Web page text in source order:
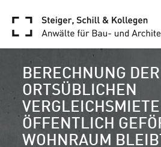
BERECHNUNG DER
ORTSÜBLICHEN
ÖFFENTLICH
WOHNRAUM BLEIBT